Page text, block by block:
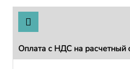
Оплата с НДС на расчетный